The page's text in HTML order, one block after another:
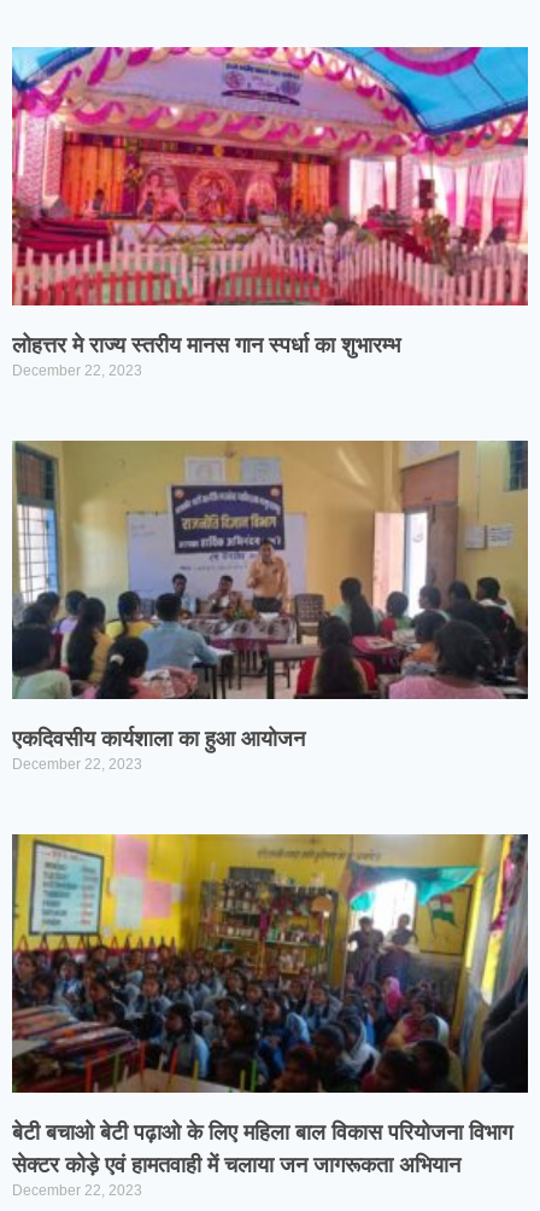
लोहत्तर मे राज्य स्तरीय मानस गान स्पर्धा का शुभारम्भ
December 22, 2023
एकदिवसीय कार्यशाला का हुआ आयोजन
December 22, 2023
बेटी बचाओ बेटी पढ़ाओ के लिए महिला बाल विकास परियोजना विभाग
सेक्टर कोड़े एवं हामतवाही में चलाया जन जागरूकता अभियान
December 22, 2023